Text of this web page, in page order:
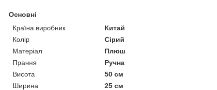
Основні
Країна виробник
Китай
Колір
Сірий
Матеріал
Плюш
Прання
Ручна
Висота
50 см
Ширина
25 см